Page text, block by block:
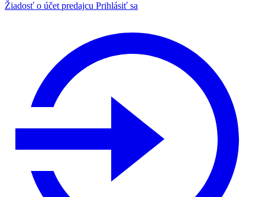
Žiadosť o účet predajcu Prihlásiť sa